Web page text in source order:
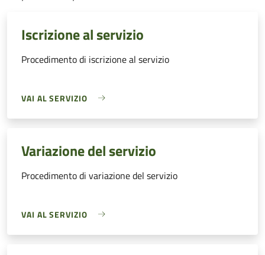
Iscrizione al servizio
Procedimento di iscrizione al servizio
VAI AL SERVIZIO
Variazione del servizio
Procedimento di variazione del servizio
VAI AL SERVIZIO